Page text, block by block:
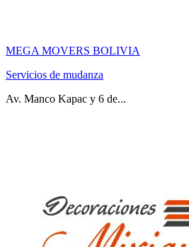
MEGA MOVERS BOLIVIA
Servicios de mudanza
Av. Manco Kapac y 6 de...